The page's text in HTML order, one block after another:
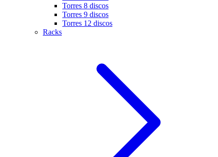
Torres 8 discos
Torres 9 discos
Torres 12 discos
Racks